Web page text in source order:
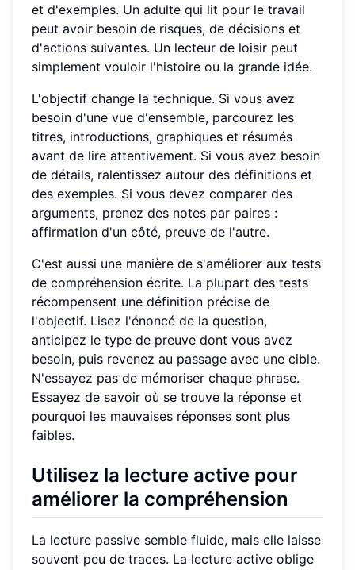
et d'exemples. Un adulte qui lit pour le travail
peut avoir besoin de risques, de décisions et
d'actions suivantes. Un lecteur de loisir peut
simplement vouloir l'histoire ou la grande idée.
L'objectif change la technique. Si vous avez
besoin d'une vue d'ensemble, parcourez les
titres, introductions, graphiques et résumés
avant de lire attentivement. Si vous avez besoin
de détails, ralentissez autour des définitions et
des exemples. Si vous devez comparer des
arguments, prenez des notes par paires :
affirmation d'un côté, preuve de l'autre.
C'est aussi une manière de s'améliorer aux tests
de compréhension écrite. La plupart des tests
récompensent une définition précise de
l'objectif. Lisez l'énoncé de la question,
anticipez le type de preuve dont vous avez
besoin, puis revenez au passage avec une cible.
N'essayez pas de mémoriser chaque phrase.
Essayez de savoir où se trouve la réponse et
pourquoi les mauvaises réponses sont plus
faibles.
Utilisez la lecture active pour
améliorer la compréhension
La lecture passive semble fluide, mais elle laisse
souvent peu de traces. La lecture active oblige